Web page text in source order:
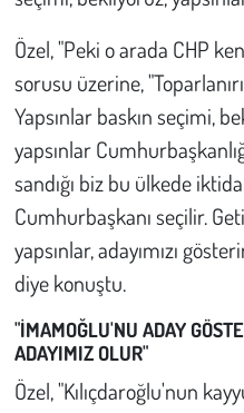
Özel, "Peki o arada CHP
sorusu üzerine,
Yapsınlar baskın seçimi,
yapsınlar
sandığı biz bu ülkede
Cumhurbaşkanı seçilir.
yapsınlar, adayımızı
diye konuştu.
"İMAMOĞLU'NU ADAY
ADAYIMIZ OLUR"
Özel, "Kılıçdaroğlu'nun